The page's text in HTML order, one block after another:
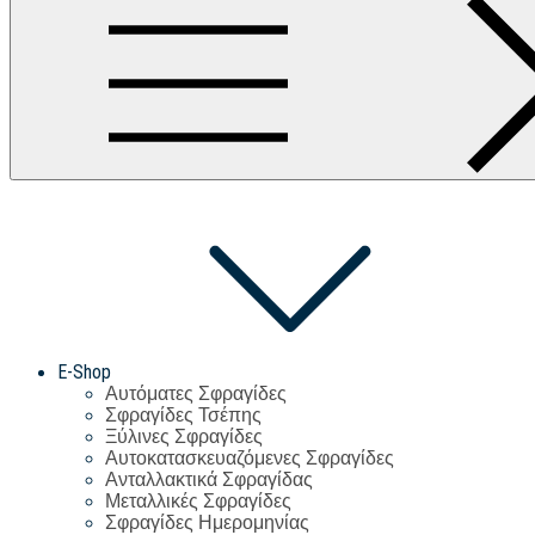
E-Shop
Αυτόματες Σφραγίδες
Σφραγίδες Τσέπης
Ξύλινες Σφραγίδες
Αυτοκατασκευαζόμενες Σφραγίδες
Ανταλλακτικά Σφραγίδας
Μεταλλικές Σφραγίδες
Σφραγίδες Ημερομηνίας